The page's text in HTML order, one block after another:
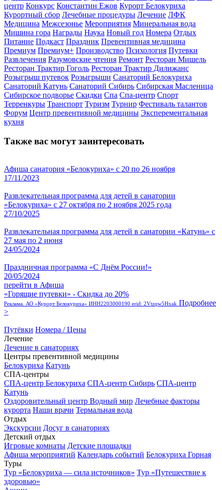
центр Конкурс Константин Ежов Курорт Белокуриха
Курортный сбор Лечебные процедуры Лечение ЛФК
Медицина Межсезонье Мероприятия Минеральная вода
Мишина гора Награды Наука Новый год Номера Отдых
Питание Подкаст Праздник Превентивная медицина
Премиум Премиум+ Производство Психология Путевки
Развлечения Разумовские чтения Ремонт Ресторан Мишель
Ресторан Трактир Гоголь Ресторан Трактир Дилижанс
Розыгрыш путевок Розыгрыши Санаторий Белокуриха
Санаторий Катунь Санаторий Сибирь Сибирская Масленица
Сибирское подворье Скидки Спа Спа-центр Спорт
Терренкуры Транспорт Туризм Турнир Фестиваль талантов
Форум Центр превентивной медицины Эксперементальная
кухня
Также вас могут заинтересовать
Афиша санатория «Белокуриха» с 20 по 26 ноября
17/11/2023
Развлекательная программа для детей в санатории
«Белокуриха» с 27 октября по 2 ноября 2025 года
27/10/2025
Развлекательная программа для детей в санатории «Катунь» с
27 мая по 2 июня
24/05/2024
Праздничная программа «С Днём России!»
20/05/2024
перейти в Афиша
«Горящие путевки» - Скидка до 20%
Реклама. АО «Курорт Белокуриха» ИНН2203000190 erid: 2Vtzqw5Hxak Подробнее
>
Путёвки Номера / Цены
Лечение
Лечение в санаториях
Центры превентивной медицины
Белокуриха Катунь
СПА-центры
СПА-центр Белокуриха СПА-центр Сибирь СПА-центр
Катунь
Оздоровительный центр Водный мир Лечебные факторы
курорта Наши врачи Термальная вода
Отдых
Экскурсии Досуг в санаториях
Детский отдых
Игровые комнаты Детские площадки
Афиша мероприятий Календарь событий Белокуриха Горная
Туры
Тур «Белокуриха — сила источников» Тур «Путешествие к
здоровью»